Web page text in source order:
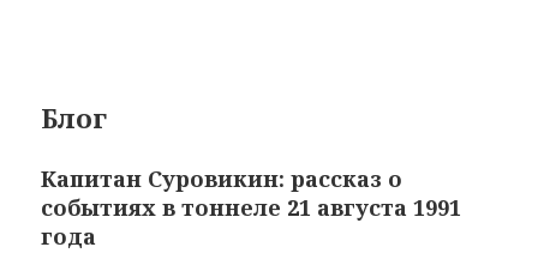
Блог
Капитан Суровикин: рассказ о
событиях в тоннеле 21 августа 1991
года